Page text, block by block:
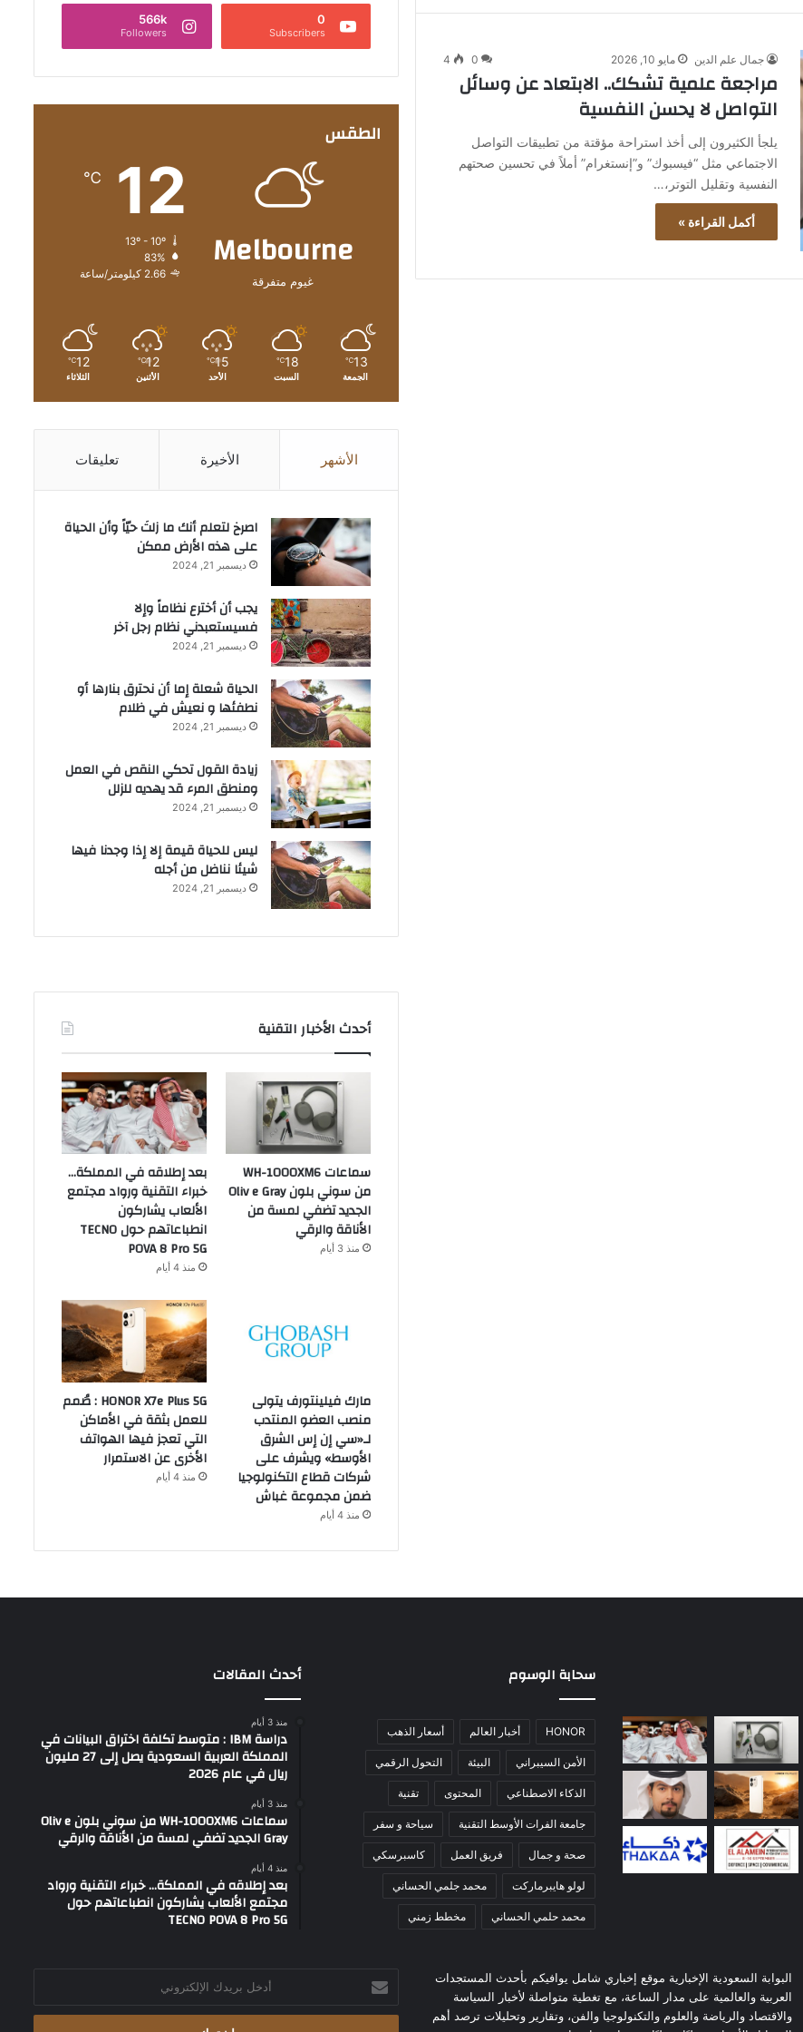
جمال علم الدين مايو 10, 2026 0
4
مراجعة علمية تشكك.. الابتعاد عن وسائل
التواصل لا يحسن النفسية
يلجأ الكثيرون إلى أخذ استراحة مؤقتة من تطبيقات التواصل
الاجتماعي مثل “فيسبوك” و”إنستغرام” أملاً في تحسين صحتهم
النفسية وتقليل التوتر،…
أكمل القراءة »
0
Subscribers
566k
Followers
الطقس
Melbourne
غيوم متفرقة
12
℃
13º - 10º
83%
2.66 كيلومتر/ساعة
13
℃
الجمعة
18
℃
السبت
15
℃
الأحد
12
℃
الأثنين
12
℃
الثلاثاء
الأشهر الأخيرة تعليقات
‫اصرخ لتعلم أنك ما زلتَ حيّاً وأن الحياة
على هذه الأرض ممكن
ديسمبر 21, 2024
يجب أن أخترع نظاماً وإلا
فسيستعبدني نظام رجل آخر
ديسمبر 21, 2024
الحياة شعلة إما أن نحترق بنارها أو
نطفئها و نعيش في ظلام
ديسمبر 21, 2024
زيادة القول تحكي النقص في العمل
ومنطق المرء قد يهديه للزلل
ديسمبر 21, 2024
ليس للحياة قيمة إلا إذا وجدنا فيها
شيئا نناضل من أجله
ديسمبر 21, 2024
أحدث الأخبار التقنية
سماعات WH-1000XM6
من سوني بلون Oliv e Gray
الجديد تضفي لمسة من
الأناقة والرقي
منذ 3 أيام
بعد إطلاقه في المملكة…
خبراء التقنية ورواد مجتمع
الألعاب يشاركون
انطباعاتهم حول TECNO
POVA 8 Pro 5G
منذ 4 أيام
مارك فيلينتورف يتولى
منصب العضو المنتدب
لـ«سي إن إس الشرق
الأوسط» ويشرف على
شركات قطاع التكنولوجيا
ضمن مجموعة غباش
منذ 4 أيام
HONOR X7e Plus 5G : صُمم
للعمل بثقة في الأماكن
التي تعجز فيها الهواتف
الأخرى عن الاستمرار
منذ 4 أيام
سحابة الوسوم
HONOR أخبار العالم أسعار الذهب
الأمن السيبراني البيئة التحول الرقمي
الذكاء الاصطناعي المحتوى تقنية
جامعة الفرات الأوسط التقنية سياحة و سفر
صحة و جمال فريق العمل كاسبرسكي
لولو هايبرماركت محمد جلمي الحساني
محمد حلمي الحساني مخطط زمني
أحدث المقالات
منذ 3 أيام
دراسة IBM : متوسط تكلفة اختراق البيانات في
المملكة العربية السعودية يصل إلى 27 مليون
ريال في عام 2026
منذ 3 أيام
سماعات WH-1000XM6 من سوني بلون Oliv e
Gray الجديد تضفي لمسة من الأناقة والرقي
منذ 4 أيام
بعد إطلاقه في المملكة… خبراء التقنية ورواد
مجتمع الألعاب يشاركون انطباعاتهم حول
TECNO POVA 8 Pro 5G
البوابة السعودية الإخبارية موقع إخباري شامل يوافيكم بأحدث المستجدات
العربية والعالمية على مدار الساعة، مع تغطية متواصلة لأخبار السياسة
والاقتصاد والرياضة والعلوم والتكنولوجيا والفن، وتقارير وتحليلات ترصد أهم
بريدك
الإلكتروني